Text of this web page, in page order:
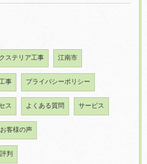
ステリア工事 江南市
事 プライバシーポリシー
ス よくある質問 サービス
客様の声
判